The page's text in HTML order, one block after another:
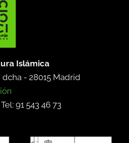
Islámica
dcha - 28015 Madrid
Tel: 91 543 46 73